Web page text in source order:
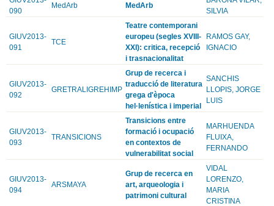
090
MedArb MedArb
SILVIA
GIUV2013-
091
TCE
Teatre contemporani
europeu (segles XVIII-
XXI): critica, recepció
i trasnacionalitat
RAMOS GAY,
IGNACIO
GIUV2013-
092
GRETRALIGREHIMP
Grup de recerca i
traducció de literatura
grega d'època
hel·lenística i imperial
SANCHIS
LLOPIS, JORGE
LUIS
GIUV2013-
093
TRANSICIONS
Transicions entre
formació i ocupació
en contextos de
vulnerabilitat social
MARHUENDA
FLUIXA,
FERNANDO
GIUV2013-
094
ARSMAYA
Grup de recerca en
art, arqueologia i
patrimoni cultural
VIDAL
LORENZO,
MARIA
CRISTINA